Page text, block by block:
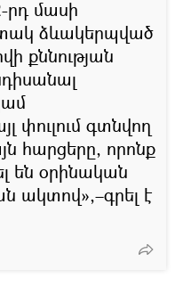
րդ մասի
ձևակերպված
քննության
փուլում գտնվող
հարցերը, որոնք
են օրինական
ակտով»,–գրել է